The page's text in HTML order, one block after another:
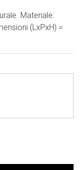
Materiale:
(LxPxH) =